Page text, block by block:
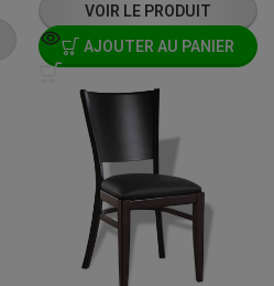
VOIR LE PRODUIT
AJOUTER AU PANIER